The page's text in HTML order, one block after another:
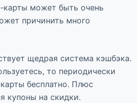
карты может быть очень
причинить много
щедрая система кэшбэка.
то периодически
бесплатно. Плюс
купоны на скидки.